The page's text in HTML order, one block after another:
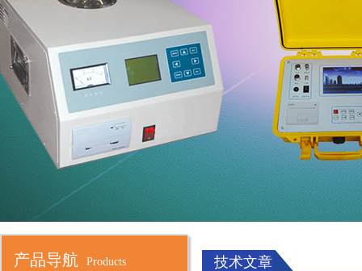
产品导航 Products 技术文章